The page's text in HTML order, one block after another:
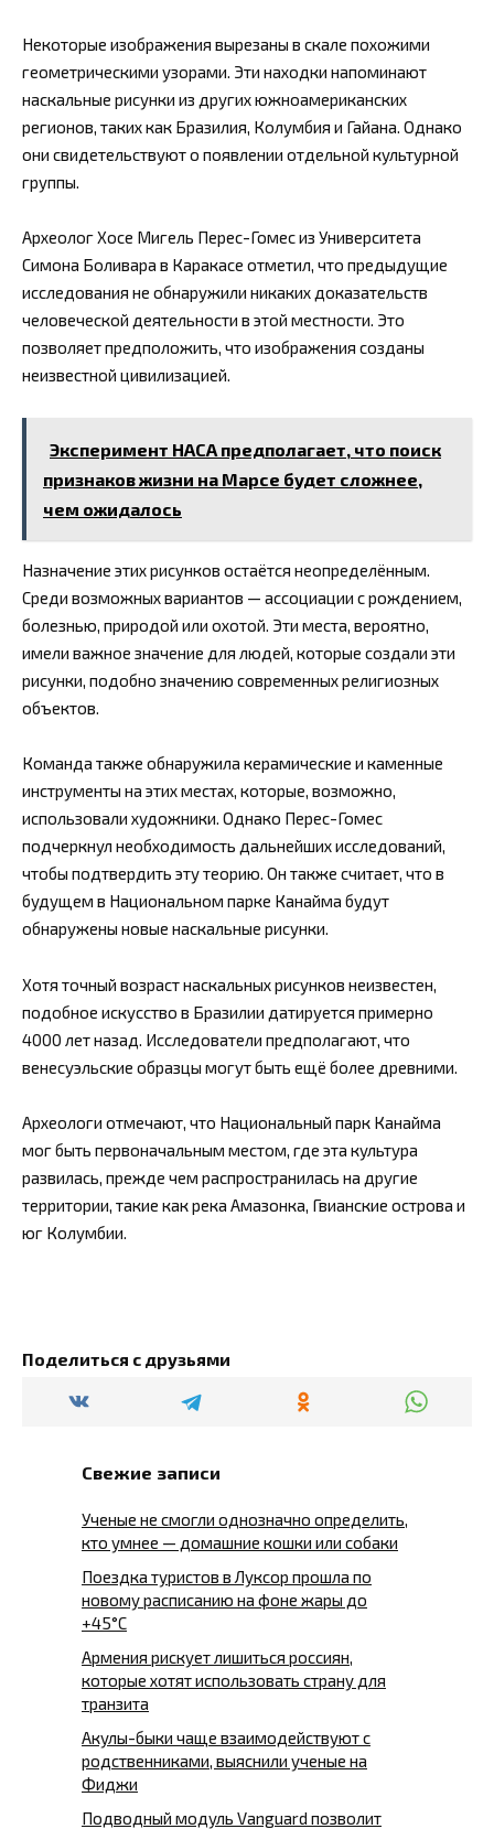
Некоторые изображения вырезаны в скале похожими
геометрическими узорами. Эти находки напоминают
наскальные рисунки из других южноамериканских
регионов, таких как Бразилия, Колумбия и Гайана. Однако
они свидетельствуют о появлении отдельной культурной
группы.
Археолог Хосе Мигель Перес-Гомес из Университета
Симона Боливара в Каракасе отметил, что предыдущие
исследования не обнаружили никаких доказательств
человеческой деятельности в этой местности. Это
позволяет предположить, что изображения созданы
неизвестной цивилизацией.
Эксперимент НАСА предполагает, что поиск
признаков жизни на Марсе будет сложнее,
чем ожидалось
Назначение этих рисунков остаётся неопределённым.
Среди возможных вариантов — ассоциации с рождением,
болезнью, природой или охотой. Эти места, вероятно,
имели важное значение для людей, которые создали эти
рисунки, подобно значению современных религиозных
объектов.
Команда также обнаружила керамические и каменные
инструменты на этих местах, которые, возможно,
использовали художники. Однако Перес-Гомес
подчеркнул необходимость дальнейших исследований,
чтобы подтвердить эту теорию. Он также считает, что в
будущем в Национальном парке Канайма будут
обнаружены новые наскальные рисунки.
Хотя точный возраст наскальных рисунков неизвестен,
подобное искусство в Бразилии датируется примерно
4000 лет назад. Исследователи предполагают, что
венесуэльские образцы могут быть ещё более древними.
Археологи отмечают, что Национальный парк Канайма
мог быть первоначальным местом, где эта культура
развилась, прежде чем распространилась на другие
территории, такие как река Амазонка, Гвианские острова и
юг Колумбии.
Поделиться с друзьями
Свежие записи
Ученые не смогли однозначно определить,
кто умнее — домашние кошки или собаки
Поездка туристов в Луксор прошла по
новому расписанию на фоне жары до
+45°C
Армения рискует лишиться россиян,
которые хотят использовать страну для
транзита
Акулы-быки чаще взаимодействуют с
родственниками, выяснили ученые на
Фиджи
Подводный модуль Vanguard позволит